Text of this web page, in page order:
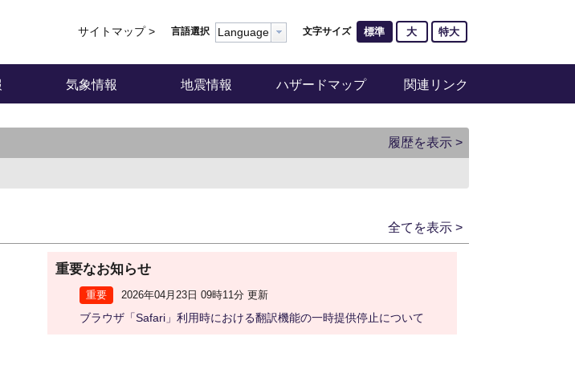
サイトマップ > 言語選択 Language 文字サイズ 標準 大 特大
気象情報 地震情報 ハザードマップ 関連リンク
履歴を表示 >
全てを表示 >
重要なお知らせ
重要 2026年04月23日 09時11分 更新
ブラウザ「Safari」利用時における翻訳機能の一時提供停止について